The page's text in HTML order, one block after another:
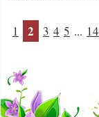
1 2 3 4 5 ... 14